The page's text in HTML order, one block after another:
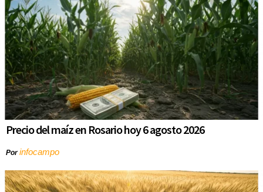
Precio del maíz en Rosario hoy 6 agosto 2026
Porinfocampo